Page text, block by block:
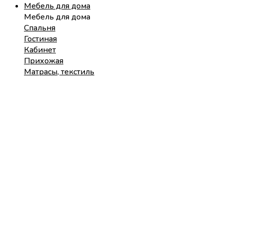
Мебель для дома
Мебель для дома
Спальня
Гостиная
Кабинет
Прихожая
Матрасы, текстиль